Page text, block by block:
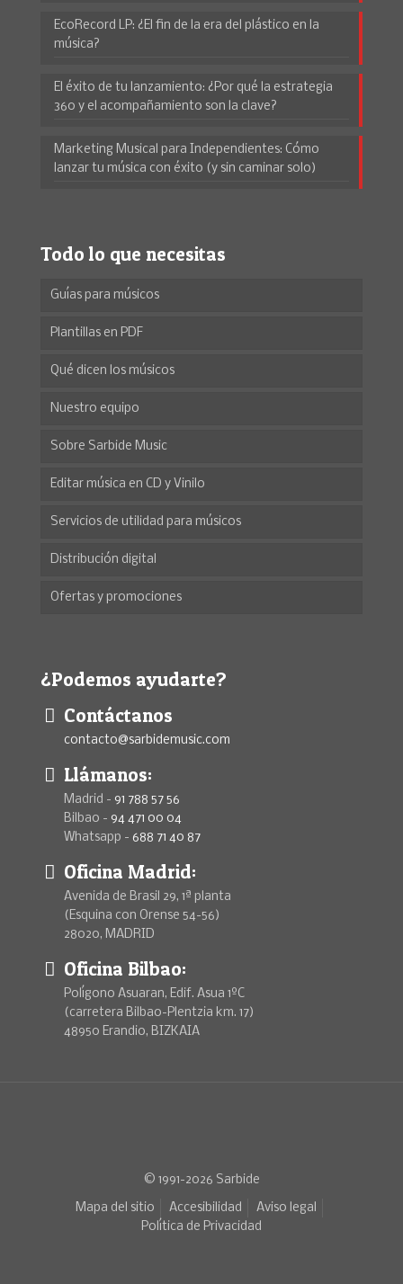
EcoRecord LP: ¿El fin de la era del plástico en la
música?
El éxito de tu lanzamiento: ¿Por qué la estrategia
360 y el acompañamiento son la clave?
Marketing Musical para Independientes: Cómo
lanzar tu música con éxito (y sin caminar solo)
Todo lo que necesitas
Guías para músicos
Plantillas en PDF
Qué dicen los músicos
Nuestro equipo
Sobre Sarbide Music
Editar música en CD y Vinilo
Servicios de utilidad para músicos
Distribución digital
Ofertas y promociones
¿Podemos ayudarte?
Contáctanos
contacto@sarbidemusic.com
Llámanos:
Madrid - 91 788 57 56
Bilbao - 94 471 00 04
Whatsapp - 688 71 40 87
Oficina Madrid:
Avenida de Brasil 29, 1ª planta
(Esquina con Orense 54-56)
28020, MADRID
Oficina Bilbao:
Polígono Asuaran, Edif. Asua 1ºC
(carretera Bilbao-Plentzia km. 17)
48950 Erandio, BIZKAIA
© 1991-2026 Sarbide
Mapa del sitio Accesibilidad
Aviso legal
Política de Privacidad